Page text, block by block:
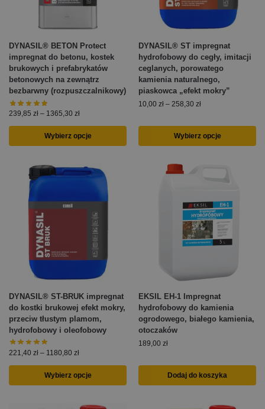
DYNASIL® BETON Protect
impregnat do betonu, kostek
brukowych i prefabrykatów
betonowych na zewnątrz
bezbarwny (rozpuszczalnikowy)
239,85 zł – 1365,30 zł
Wybierz opcje
DYNASIL® ST impregnat
hydrofobowy do cegły, imitacji
ceglanych, porowatego
kamienia naturalnego,
piaskowca „efekt mokry”
10,00 zł – 258,30 zł
Wybierz opcje
DYNASIL® ST-BRUK impregnat
do kostki brukowej efekt mokry,
przeciw tłustym plamom,
hydrofobowy i oleofobowy
221,40 zł – 1180,80 zł
Wybierz opcje
EKSIL EH-1 Impregnat
hydrofobowy do kamienia
ogrodowego, białego kamienia,
otoczaków
189,00 zł
Dodaj do koszyka